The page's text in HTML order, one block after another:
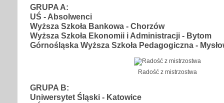
GRUPA A:
UŚ - Absolwenci
Wyższa Szkoła Bankowa - Chorzów
Wyższa Szkoła Ekonomii i Administracji - Bytom
Górnośląska Wyższa Szkoła Pedagogiczna -
Radość z mistrzostwa
GRUPA B:
Uniwersytet Śląski - Katowice